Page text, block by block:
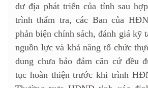
dư địa phát triển của tỉnh sau
trình thẩm tra, các Ban của
phản biện chính sách, đánh giá kỹ
nguồn lực và khả năng tổ chức
dung chưa bảo đảm căn cứ đều
tục hoàn thiện trước khi trình